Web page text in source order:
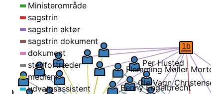
1b
Ole Vagn Christensen
Per Husted
Benny Engelbrecht
Flemming Møller
Ministerområde
sagstrin
sagstrin aktør
sagstrin dokument
dokument
stedfortræder
medlem
udvalgsassistent